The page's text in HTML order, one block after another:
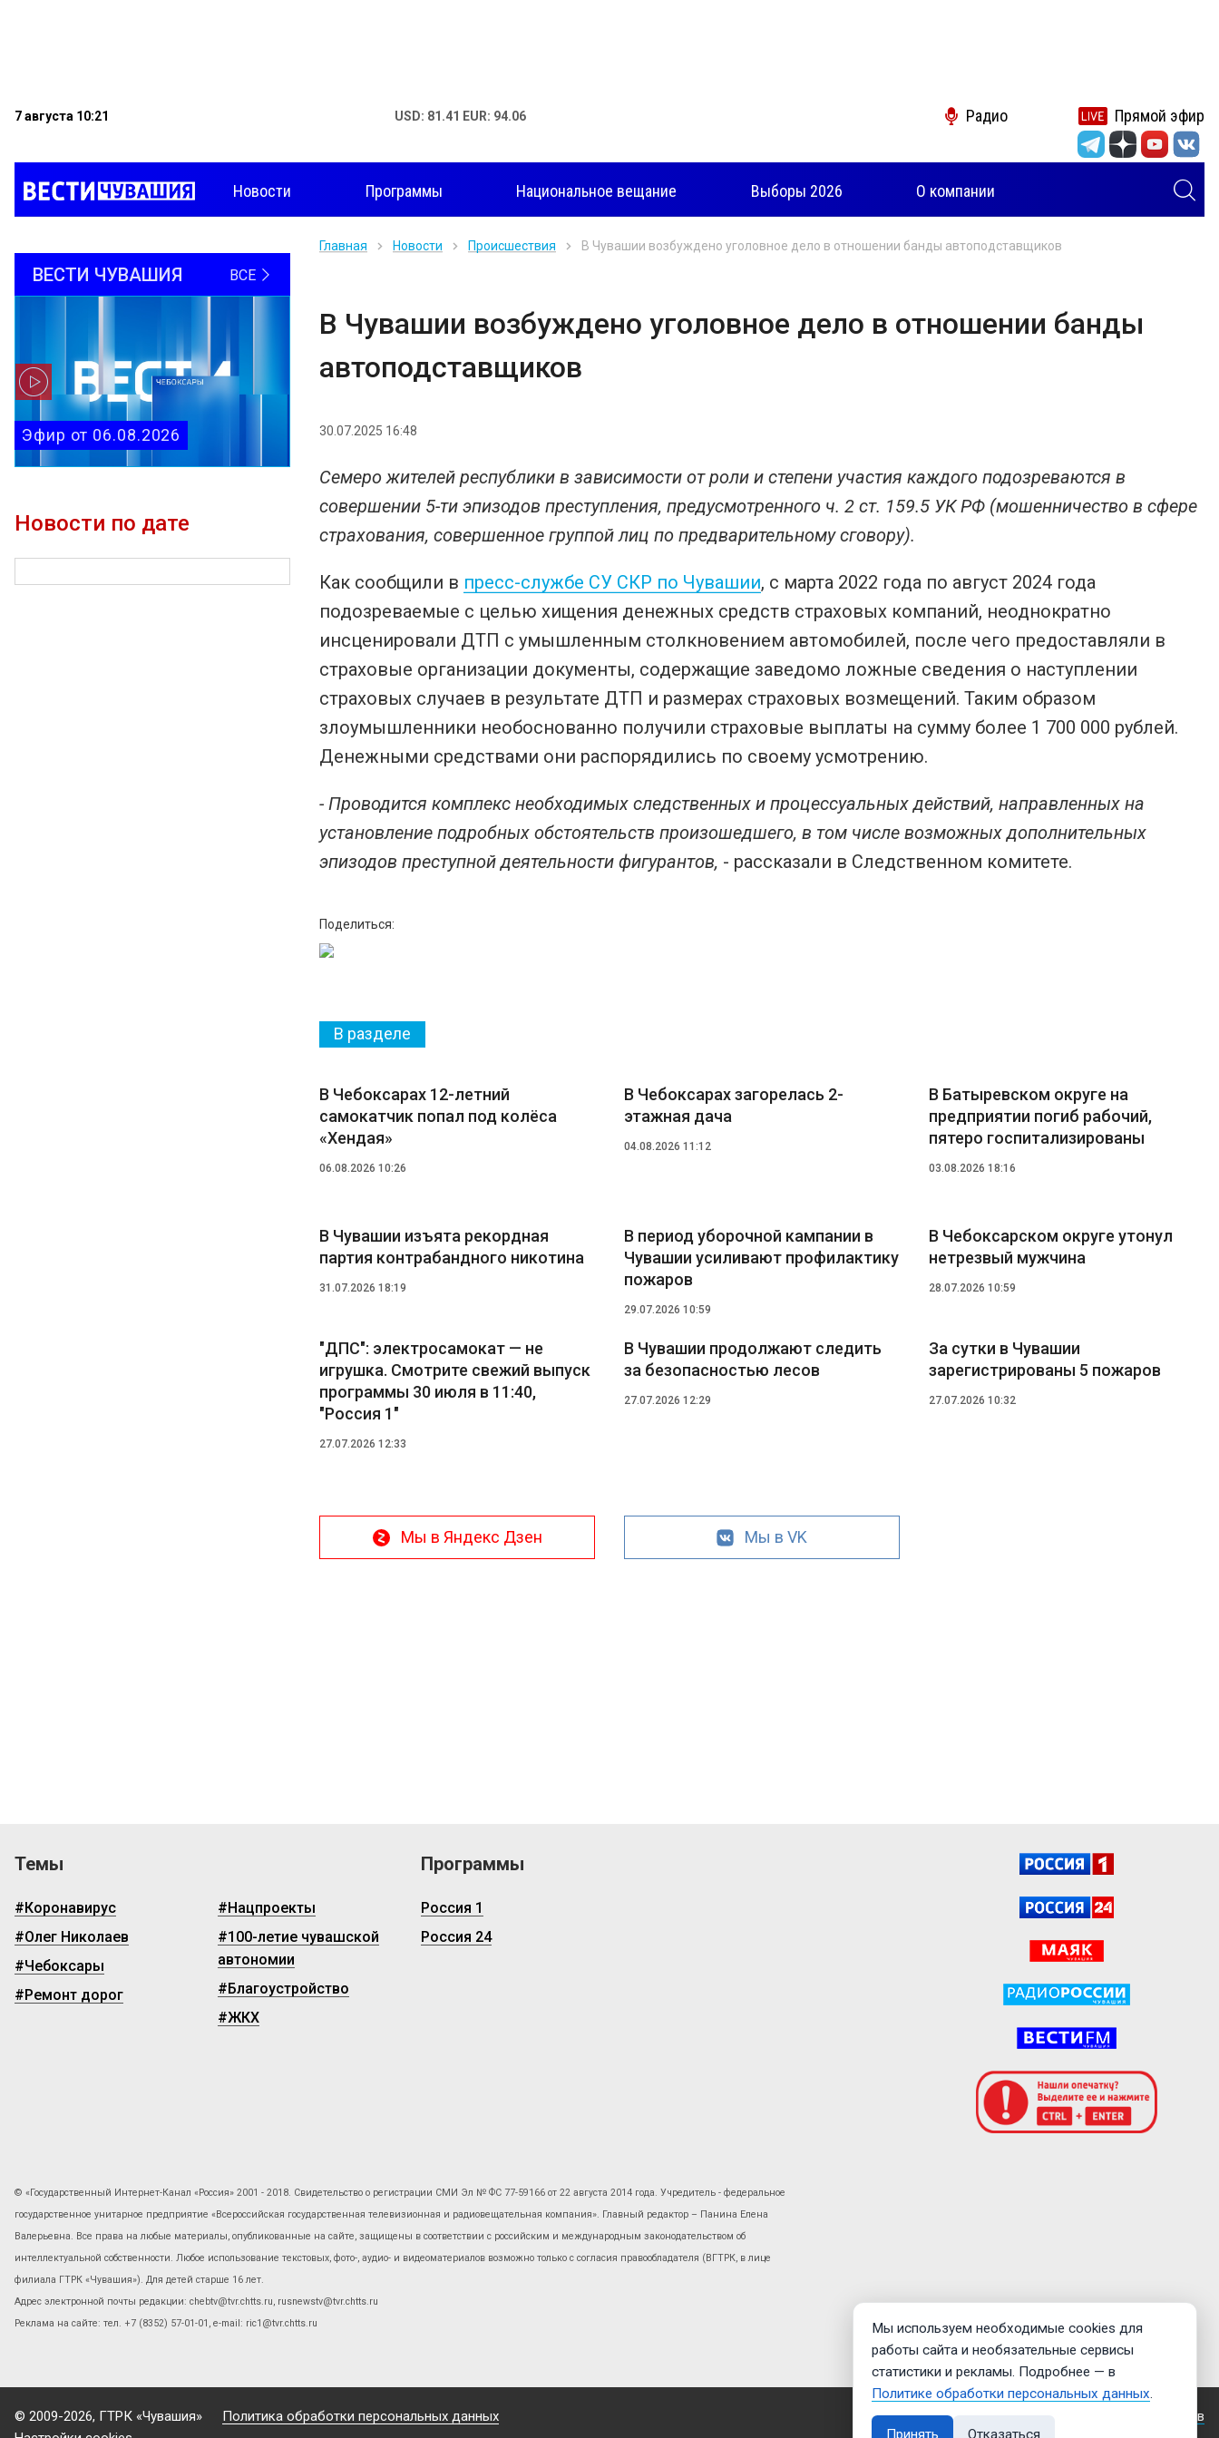
7 августа 10:21 USD: 81.41 EUR: 94.06 Радио Прямой эфир
Новости Программы Национальное вещание Выборы 2026 О компании
ВЕСТИ ЧУВАШИЯ ВСЕ
Эфир от 06.08.2026
Новости по дате
Главная Новости Происшествия В Чувашии возбуждено уголовное дело в отношении банды автоподставщиков
В Чувашии возбуждено уголовное дело в отношении банды
автоподставщиков
30.07.2025 16:48
Семеро жителей республики в зависимости от роли и степени участия каждого подозреваются в
совершении 5-ти эпизодов преступления, предусмотренного ч. 2 ст. 159.5 УК РФ (мошенничество в сфере
страхования, совершенное группой лиц по предварительному сговору).
Как сообщили в пресс-службе СУ СКР по Чувашии, с марта 2022 года по август 2024 года
подозреваемые с целью хищения денежных средств страховых компаний, неоднократно
инсценировали ДТП с умышленным столкновением автомобилей, после чего предоставляли в
страховые организации документы, содержащие заведомо ложные сведения о наступлении
страховых случаев в результате ДТП и размерах страховых возмещений. Таким образом
злоумышленники необоснованно получили страховые выплаты на сумму более 1 700 000 рублей.
Денежными средствами они распорядились по своему усмотрению.
- Проводится комплекс необходимых следственных и процессуальных действий, направленных на
установление подробных обстоятельств произошедшего, в том числе возможных дополнительных
эпизодов преступной деятельности фигурантов, - рассказали в Следственном комитете.
Поделиться:
В разделе
В Чебоксарах 12-летний
самокатчик попал под колёса
«Хендая»
06.08.2026 10:26
В Чебоксарах загорелась 2-
этажная дача
04.08.2026 11:12
В Батыревском округе на
предприятии погиб рабочий,
пятеро госпитализированы
03.08.2026 18:16
В Чувашии изъята рекордная
партия контрабандного никотина
31.07.2026 18:19
В период уборочной кампании в
Чувашии усиливают профилактику
пожаров
29.07.2026 10:59
В Чебоксарском округе утонул
нетрезвый мужчина
28.07.2026 10:59
"ДПС": электросамокат — не
игрушка. Смотрите свежий выпуск
программы 30 июля в 11:40,
"Россия 1"
27.07.2026 12:33
В Чувашии продолжают следить
за безопасностью лесов
27.07.2026 12:29
За сутки в Чувашии
зарегистрированы 5 пожаров
27.07.2026 10:32
Мы в Яндекс Дзен Мы в VK
Темы
#Коронавирус
#Олег Николаев
#Чебоксары
#Ремонт дорог
#Нацпроекты
#100-летие чувашской
автономии
#Благоустройство
#ЖКХ
Программы
Россия 1
Россия 24
© «Государственный Интернет-Канал «Россия» 2001 - 2018. Свидетельство о регистрации СМИ Эл № ФС 77-59166 от 22 августа 2014 года. Учредитель - федеральное
государственное унитарное предприятие «Всероссийская государственная телевизионная и радиовещательная компания». Главный редактор – Панина Елена
Валерьевна. Все права на любые материалы, опубликованные на сайте, защищены в соответствии с российским и международным законодательством об
интеллектуальной собственности. Любое использование текстовых, фото-, аудио- и видеоматериалов возможно только с согласия правообладателя (ВГТРК, в лице
филиала ГТРК «Чувашия»). Для детей старше 16 лет.
Адрес электронной почты редакции: chebtv@tvr.chtts.ru, rusnewstv@tvr.chtts.ru
Реклама на сайте: тел. +7 (8352) 57-01-01, е-mail: ric1@tvr.chtts.ru
© 2009-2026, ГТРК «Чувашия»
Политика обработки персональных данных
Дмитрий Мигилев
Мы используем необходимые cookies для
работы сайта и необязательные сервисы
статистики и рекламы. Подробнее — в
Политике обработки персональных данных.
Принять Отказаться